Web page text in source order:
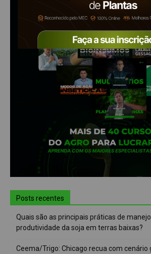
Posts recentes
Quais são as principais práticas de
produtividade da soja em terras baixas?
Ceema/Trigo: Chicago recua com cenário